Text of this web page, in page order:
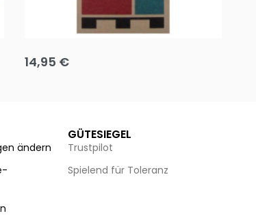
Team up
14,95 €
ändern
GÜTESIEGEL
Trustpilot
Spielend für Toleranz